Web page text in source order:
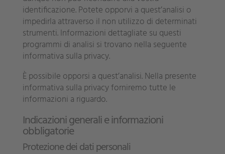
identificazione. Potete opporvi a quest’analisi o
impedirla attraverso il non utilizzo di determinati
strumenti. Informazioni dettagliate su questi
programmi di analisi si trovano nella seguente
informativa sulla privacy.
È possibile opporsi a quest’analisi. Nella presente
informativa sulla privacy forniremo tutte le
informazioni a riguardo.
Indicazioni generali e informazioni
obbligatorie
Protezione dei dati personali